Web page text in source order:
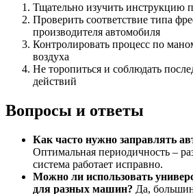
Тщательно изучить инструкцию
Проверить соответствие типа
производителя автомобиля
Контролировать процесс по
воздуха
Не торопиться и соблюдать
действий
Вопросы и ответы
Как часто нужно заправлять
Оптимальная периодичность –
система работает исправно.
Можно ли использовать
для разных машин? Да,